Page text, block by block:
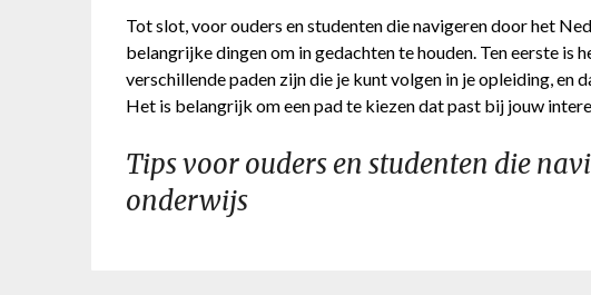
Tot slot, voor ouders en studenten die navigeren door het
belangrijke dingen om in gedachten te houden. Ten eerste is
verschillende paden zijn die je kunt volgen in je opleiding, en
Het is belangrijk om een pad te kiezen dat past bij jouw
Tips voor ouders en studenten die
onderwijs